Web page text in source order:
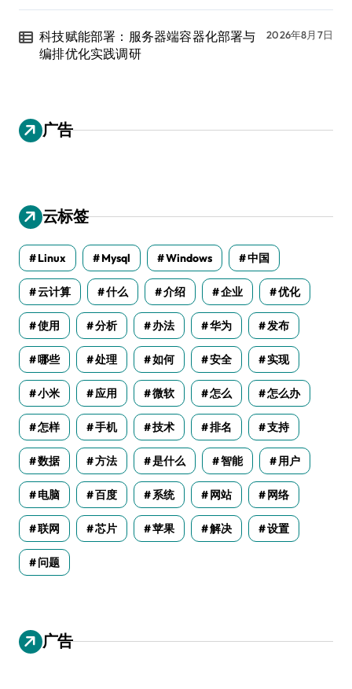
科技赋能部署：服务器端容器化部署与
编排优化实践调研
2026年8月7日
广告
云标签
Linux Mysql Windows 中国
云计算 什么 介绍 企业 优化
使用 分析 办法 华为 发布
哪些 处理 如何 安全 实现
小米 应用 微软 怎么 怎么办
怎样 手机 技术 排名 支持
数据 方法 是什么 智能 用户
电脑 百度 系统 网站 网络
联网 芯片 苹果 解决 设置
问题
广告